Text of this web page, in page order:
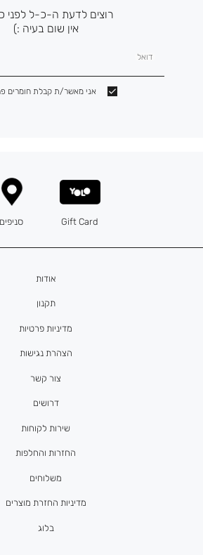
רוצים לדעת ה-כ-ל לפני
אין שום בעיה :)
דואל
אני מאשר/ת קבלת חומרים
אודות
תקנון
מדיניות פרטיות
הצהרת נגישות
צור קשר
דרושים
Gift Card סניפים
שירות לקוחות
החזרות והחלפות
משלוחים
מדיניות החזרת מוצרים
בלוג